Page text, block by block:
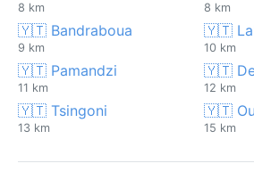
8 km 8 km
🇾🇹 Bandraboua
9 km
🇾🇹
10 km
🇾🇹 Pamandzi
11 km
🇾🇹
12 km
🇾🇹 Tsingoni
13 km
🇾🇹
15 km